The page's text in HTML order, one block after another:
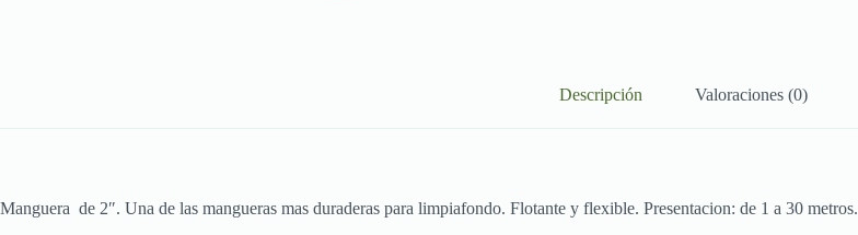
Descripción Valoraciones (0)
Manguera de 2″. Una de las mangueras mas duraderas para limpiafondo. Flotante y flexible. Presentacion: de 1 a 30 metros.